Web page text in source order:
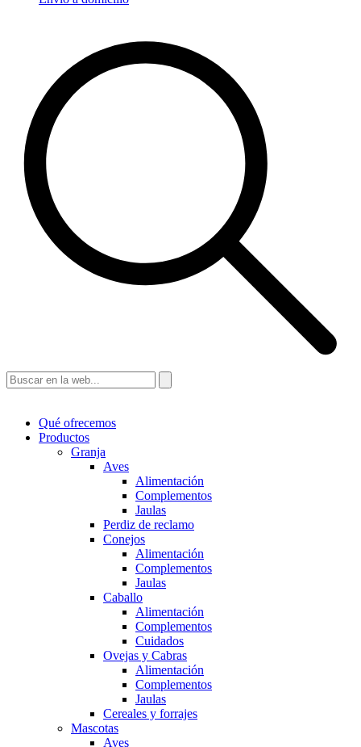
Qué ofrecemos
Productos
Granja
Aves
Alimentación
Complementos
Jaulas
Perdiz de reclamo
Conejos
Alimentación
Complementos
Jaulas
Caballo
Alimentación
Complementos
Cuidados
Ovejas y Cabras
Alimentación
Complementos
Jaulas
Cereales y forrajes
Mascotas
Aves